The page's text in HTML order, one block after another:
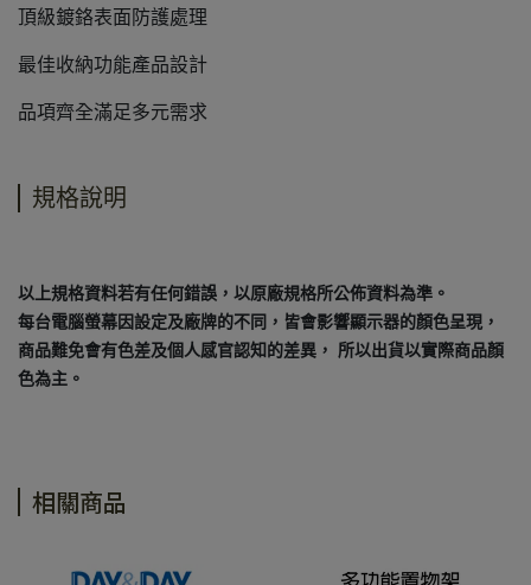
頂級鍍鉻表面防護處理
最佳收納功能產品設計
品項齊全滿足多元需求
規格說明
以上規格資料若有任何錯誤，以原廠規格所公佈資料為準。
每台電腦螢幕因設定及廠牌的不同，皆會影響顯示器的顏色呈現，
商品難免會有色差及個人感官認知的差異， 所以出貨以實際商品顏
色為主。
相關商品